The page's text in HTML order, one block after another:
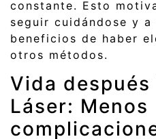
constante. Esto
seguir cuidándose y
beneficios de haber
otros métodos.
Vida
Láser: Menos